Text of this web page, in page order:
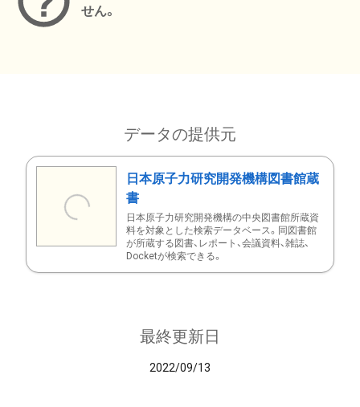
せん。
データの提供元
日本原子力研究開発機構図書館蔵
書
日本原子力研究開発機構の中央図書館所蔵資
料を対象とした検索データベース。同図書館
が所蔵する図書、レポート、会議資料、雑誌、
Docketが検索できる。
最終更新日
2022/09/13